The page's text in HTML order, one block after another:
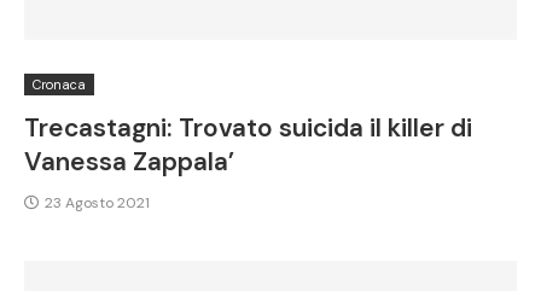
Cronaca
Trecastagni: Trovato suicida il killer di
Vanessa Zappala’
23 Agosto 2021